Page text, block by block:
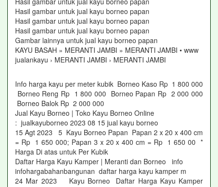
Hasil gambar untuk jual kayu borneo papan
Hasil gambar untuk jual kayu borneo papan
Hasil gambar untuk jual kayu borneo papan
Gambar lainnya untuk jual kayu borneo papan
KAYU BASAH » MERANTI JAMBI » MERANTI JAMBI • www
jualankayu › MERANTI JAMBI › MERANTI JAMBI
Info harga kayu per meter kubik Borneo Kaso Rp 1 800 000
Borneo Reng Rp 1 800 000 Borneo Papan Rp 2 000 000
Borneo Balok Rp 2 000 000
Jual Kayu Borneo | Toko Kayu Borneo Online
: jualkayuborneo 2023 08 15 jual kayu borneo
15 Agt 2023 5 Kayu Borneo Papan Papan 2 x 20 x 400 cm
= Rp 1 650 000; Papan 3 x 20 x 400 cm = Rp 1 650 00 *
Harga Di atas untuk Per Kubik
Daftar Harga Kayu Kamper | Meranti dan Borneo info
infohargabahanbangunan daftar harga kayu kamper m
24 Mar 2023 Kayu Borneo Daftar Harga Kayu Kamper